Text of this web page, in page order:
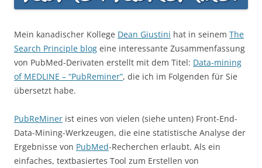
Mein kanadischer Kollege Dean Giustini hat in seinem The
Search Principle blog eine interessante Zusammenfassung
von PubMed-Derivaten erstellt mit dem Titel: Data-mining
of MEDLINE – “PubReminer”, die ich im Folgenden für Sie
übersetzt habe.
PubReMiner ist eines von vielen (siehe unten) Front-End-
Data-Mining-Werkzeugen, die eine statistische Analyse der
Ergebnisse von PubMed-Recherchen erlaubt. Als ein
einfaches, textbasiertes Tool zum Erstellen von